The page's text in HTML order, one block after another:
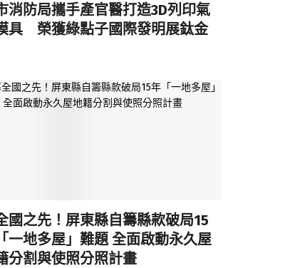
消防局攜手產官醫打造3D列印氣
具 榮獲綠點子國際發明展鈦金
國之先！屏東縣自籌縣款破局15
一地多屋」難題 全面啟動永久屋
分割與使照分照計畫